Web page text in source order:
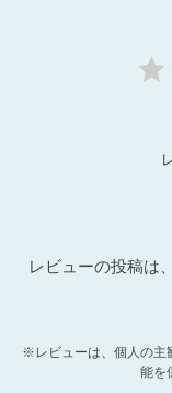
レビューの投稿は
※レビューは、個人の主
能を